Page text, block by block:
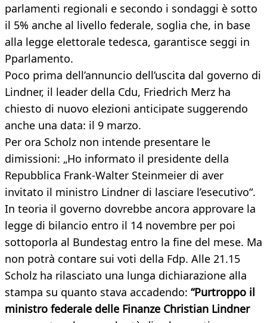
parlamenti regionali e secondo i sondaggi è sotto
il 5% anche al livello federale, soglia che, in base
alla legge elettorale tedesca, garantisce seggi in
Pparlamento.
Poco prima dell’annuncio dell’uscita dal governo di
Lindner, il leader della Cdu, Friedrich Merz ha
chiesto di nuovo elezioni anticipate suggerendo
anche una data: il 9 marzo.
Per ora Scholz non intende presentare le
dimissioni: „Ho informato il presidente della
Repubblica Frank-Walter Steinmeier di aver
invitato il ministro Lindner di lasciare l’esecutivo“.
In teoria il governo dovrebbe ancora approvare la
legge di bilancio entro il 14 novembre per poi
sottoporla al Bundestag entro la fine del mese. Ma
non potrà contare sui voti della Fdp. Alle 21.15
Scholz ha rilasciato una lunga dichiarazione alla
stampa su quanto stava accadendo: “Purtroppo il
ministro federale delle Finanze Christian Lindner